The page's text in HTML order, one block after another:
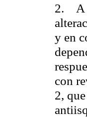
2. A
y en
con
2,